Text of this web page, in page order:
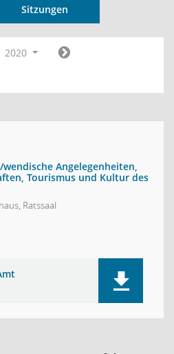
Sitzungen
2020
Angelegenheiten,
Tourismus und Kultur des
Ratssaal